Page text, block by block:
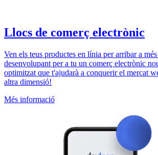
Llocs de comerç electrònic
Ven els teus productes en línia per arribar a
desenvolupant per a tu un comerç electrònic
optimitzat que t'ajudarà a conquerir el mercat
altra dimensió!
Més informació